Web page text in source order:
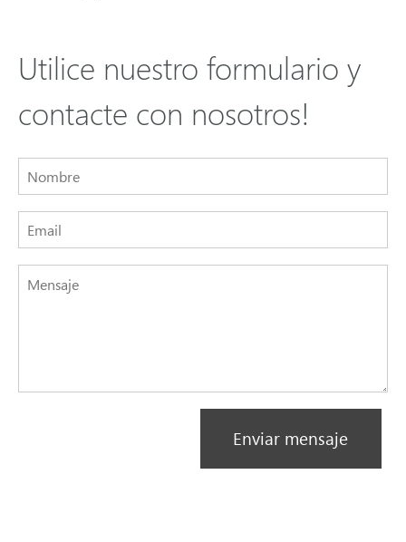
Utilice nuestro formulario y
contacte con nosotros!
Enviar mensaje